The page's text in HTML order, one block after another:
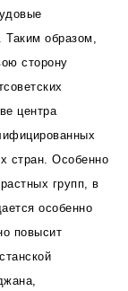
образом,
сторону
центра
стран. Особенно
групп, в
особенно
повысит